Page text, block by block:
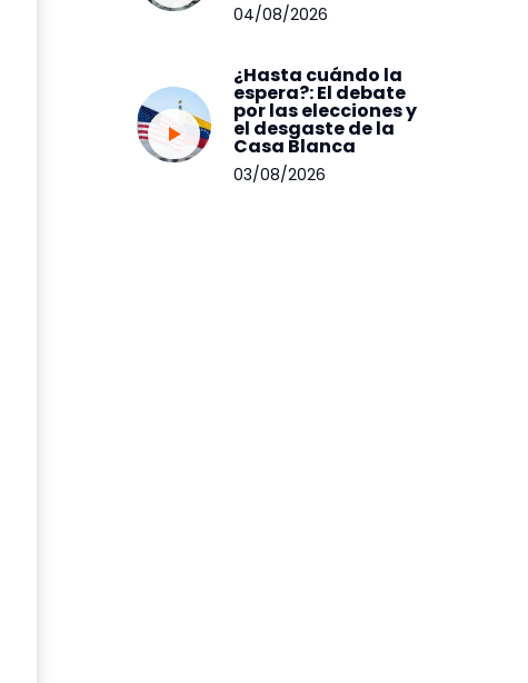
04/08/2026
¿Hasta cuándo la
espera?: El debate
por las elecciones y
el desgaste de la
Casa Blanca
03/08/2026